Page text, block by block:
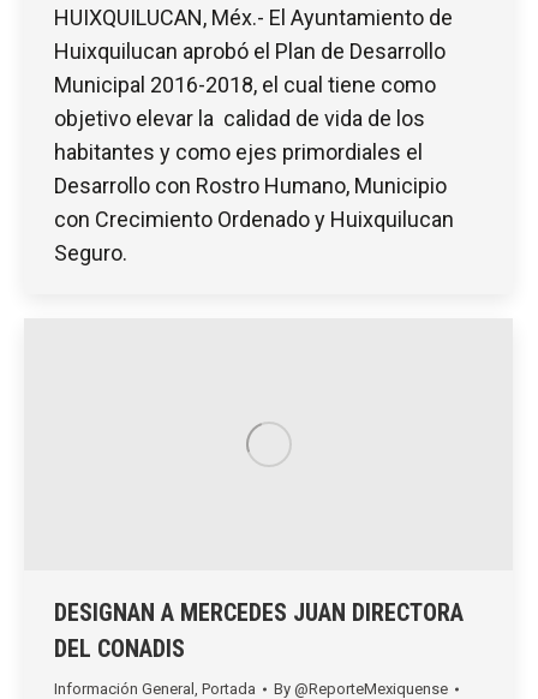
HUIXQUILUCAN, Méx.- El Ayuntamiento de
Huixquilucan aprobó el Plan de Desarrollo
Municipal 2016-2018, el cual tiene como
objetivo elevar la calidad de vida de los
habitantes y como ejes primordiales el
Desarrollo con Rostro Humano, Municipio
con Crecimiento Ordenado y Huixquilucan
Seguro.
DESIGNAN A MERCEDES JUAN DIRECTORA
DEL CONADIS
Información General Portada By @ReporteMexiquense